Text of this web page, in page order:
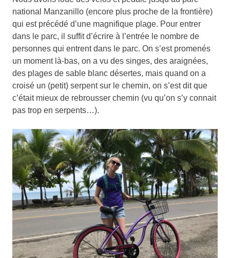
national Manzanillo (encore plus proche de la frontière)
qui est précédé d’une magnifique plage. Pour entrer
dans le parc, il suffit d’écrire à l’entrée le nombre de
personnes qui entrent dans le parc. On s’est promenés
un moment là-bas, on a vu des singes, des araignées,
des plages de sable blanc désertes, mais quand on a
croisé un (petit) serpent sur le chemin, on s’est dit que
c’était mieux de rebrousser chemin (vu qu’on s’y connait
pas trop en serpents…).